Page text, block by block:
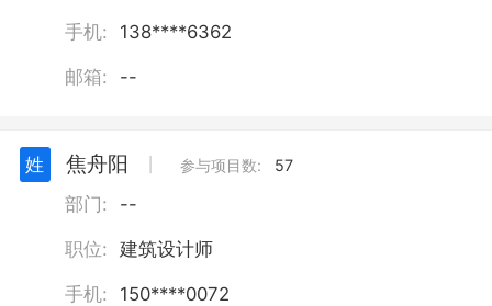
手机: 138****6362
邮箱: --
姓 焦舟阳 参与项目数: 57
部门: --
职位: 建筑设计师
手机: 150****0072